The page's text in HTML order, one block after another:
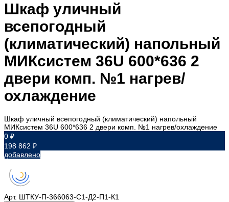
Шкаф уличный
всепогодный
(климатический) напольный
МИКсистем 36U 600*636 2
двери комп. №1 нагрев/
охлаждение
Шкаф уличный всепогодный (климатический) напольный
МИКсистем 36U 600*636 2 двери комп. №1 нагрев/охлаждение
0 ₽
198 862 ₽
добавлено
Арт. ШТКУ-П-366063-С1-Д2-П1-К1